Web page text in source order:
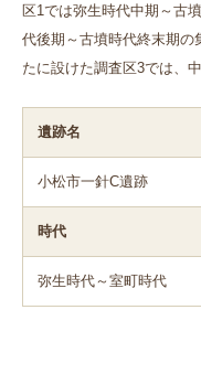
区1では弥生時代中期～古
代後期～古墳時代終末期の
たに設けた調査区3では、
遺跡名
小松市一針C遺跡
時代
弥生時代～室町時代